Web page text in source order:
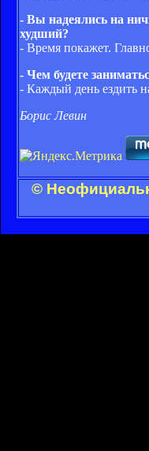
- Вы надеялись на
худший?
- Время покажет.
- Чем будете
- Каждый день ездить
Борис Левин
©